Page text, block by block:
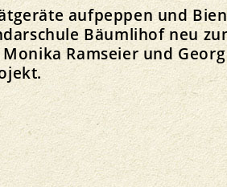
aufpeppen und
Bäumlihof neu
Ramseier und